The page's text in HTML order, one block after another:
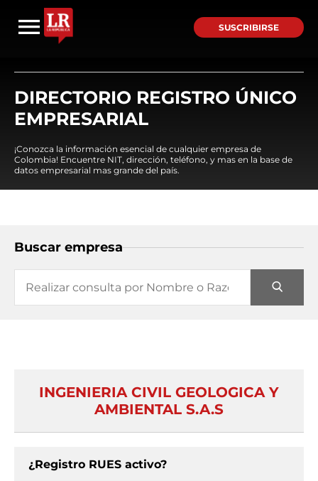
SUSCRIBIRSE
DIRECTORIO REGISTRO ÚNICO
EMPRESARIAL
¡Conozca la información esencial de cualquier empresa de
Colombia! Encuentre NIT, dirección, teléfono, y mas en la base de
datos empresarial mas grande del país.
Buscar empresa
INGENIERIA CIVIL GEOLOGICA Y
AMBIENTAL S.A.S
¿Registro RUES activo?